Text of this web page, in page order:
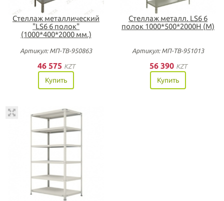
Стеллаж металлический
"LS6 6 полок"
(1000*400*2000 мм.)
Артикул: МП-ТВ-950863
46 575 KZT
Купить
Стеллаж металл. LS6 6
полок 1000*500*2000H (М)
Артикул: МП-ТВ-951013
56 390 KZT
Купить